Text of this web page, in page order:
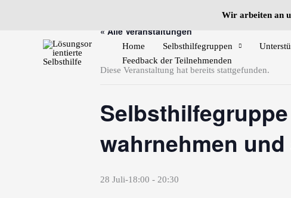
Wir arbeiten an
Home Selbsthilfegruppen
Feedback der Teilnehmenden
« Alle Veranstaltungen
Diese Veranstaltung hat bereits stattgefunden.
wahrnehmen
28 Juli-18:00 - 20:30